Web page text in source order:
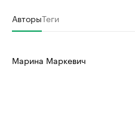
АвторыТеги
Марина Маркевич